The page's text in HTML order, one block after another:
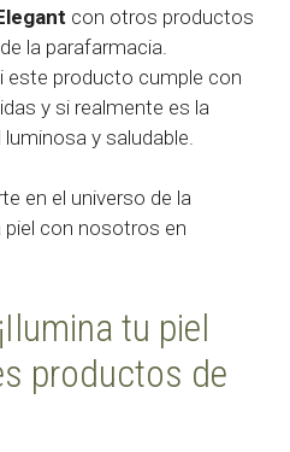
con otros productos
la parafarmacia.
este producto cumple con
y si realmente es la
y saludable.
en el universo de la
piel con nosotros en
tu piel
productos de